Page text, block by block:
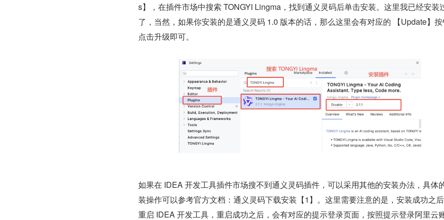
s】，在插件市场中搜索 TONGYI Lingma，找到通义灵码后单击安装。这里我已经安装
了，当然，如果你安装的是通义灵码 1.0 版本的话，那么这里会有对应的 【Update】
点击升级即可。
如果在 IDEA 开发工具插件市场搜不到通义灵码插件，可以采用其他的安装办法，具体
装操作可以参考官方文档：通义灵码下载安装【1】。这里需要注意的是，安装成功之
重启 IDEA 开发工具，重启成功之后，会有对应的提示登录页面，按照提示登录阿里云